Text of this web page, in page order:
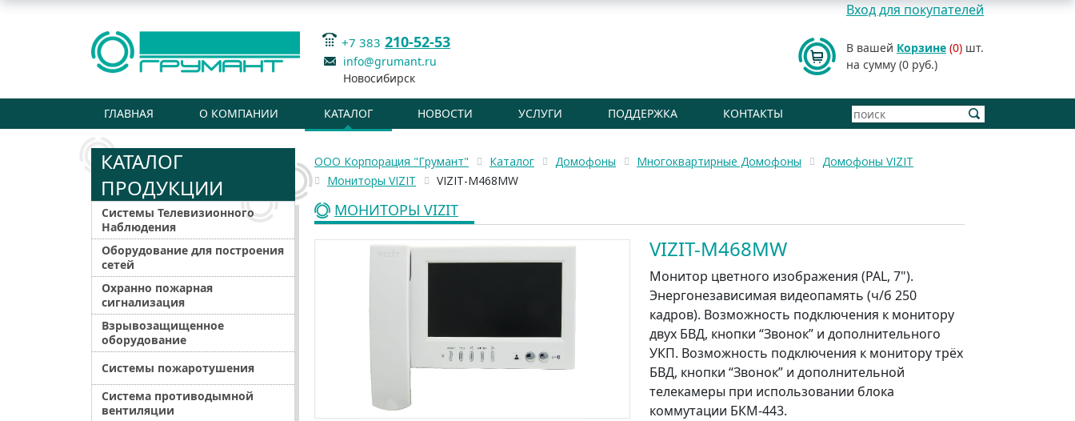
Вход для покупателей
+7 383 210-52-53
info@grumant.ru
Новосибирск
В вашей Корзине (0) шт.
на сумму (0 руб.)
ГЛАВНАЯ О КОМПАНИИ КАТАЛОГ НОВОСТИ УСЛУГИ ПОДДЕРЖКА КОНТАКТЫ
КАТАЛОГ
ПРОДУКЦИИ
Системы Телевизионного
Наблюдения
Оборудование для построения
сетей
Охранно пожарная
сигнализация
Взрывозащищенное
оборудование
Системы пожаротушения
Система противодымной
вентиляции
ООО Корпорация "Грумант" Каталог Домофоны Многоквартирные Домофоны
Домофоны VIZIT
Мониторы VIZIT
VIZIT-M468MW
МОНИТОРЫ VIZIT
VIZIT-M468MW
Монитор цветного изображения (PAL, 7").
Энергонезависимая видеопамять (ч/б 250
кадров). Возможность подключения к монитору
двух БВД, кнопки “Звонок” и дополнительного
УКП. Возможность подключения к монитору трёх
БВД, кнопки “Звонок” и дополнительной
телекамеры при использовании блока
коммутации БКМ-443.